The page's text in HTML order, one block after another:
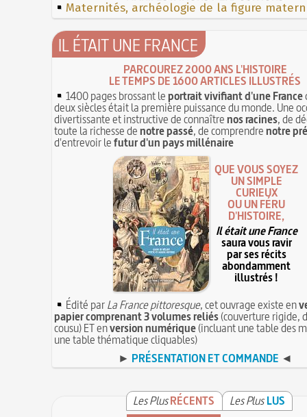
Maternités, archéologie de la figure
IL ÉTAIT UNE FRANCE
PARCOUREZ 2000 ANS L'HISTOIRE
LE TEMPS DE 1600 ARTICLES ILLUSTRÉS
1400 pages brossant leportrait vivifiant d'une France
deux siècles était la première puissance du monde. Une
divertissante et instructive de connaîtrenos racines, de
toute la richesse denotre passé, de comprendrenotre
d'entrevoir lefutur d'un pays millénaire
QUE VOUS SOYEZ
UN SIMPLE
CURIEUX
OU UN FÉRU
D'HISTOIRE,
Il était une France
saura vous ravir
par ses récits
abondamment
illustrés !
Édité parLa France pittoresque, cet ouvrage existe en
papier comprenant 3 volumes reliés(couverture rigide,
cousu) ET enversion numérique(incluant une table des
une table thématique cliquables)
► PRÉSENTATION ET COMMANDE ◄
Les PlusRÉCENTS Les Plus LUS